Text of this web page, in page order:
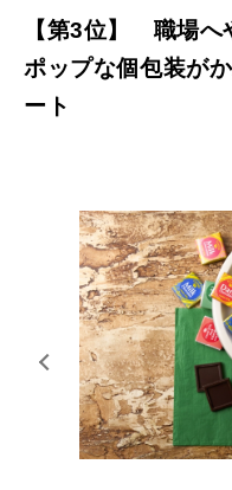
【第3位】 職場へ
ポップな個包装が
ート